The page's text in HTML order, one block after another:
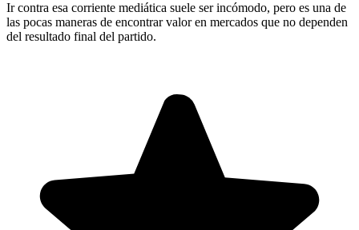
Ir contra esa corriente mediática suele ser incómodo, pero es una de
las pocas maneras de encontrar valor en mercados que no dependen
del resultado final del partido.